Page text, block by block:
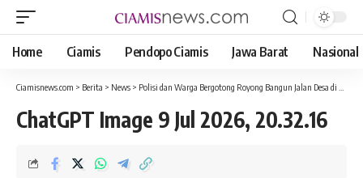
Home Ciamis Pendopo Ciamis Jawa Barat Nasional
Ciamisnews.com > Berita > News > Polisi dan Warga Bergotong Royong Bangun Jalan Desa di Ciparigi, Polsek Sukadana Ajak Masyarakat Awasi Dana Desa 2026
ChatGPT Image 9 Jul 2026, 20.32.16